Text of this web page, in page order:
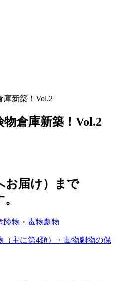
庫新築！Vol.2
倉庫新築！Vol.2
お届け）まで
険物・毒物劇物
（主に第4類）・毒物劇物の保